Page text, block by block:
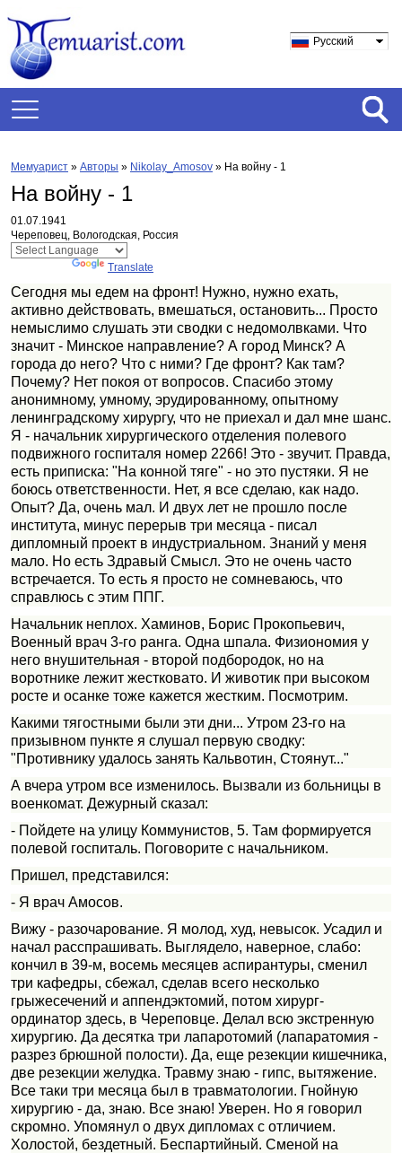
Русский
Мемуарист » Авторы » Nikolay_Amosov » На войну - 1
На войну - 1
01.07.1941
Череповец, Вологодская, Россия
Translate
Сегодня мы едем на фронт! Нужно, нужно ехать,
активно действовать, вмешаться, остановить... Просто
немыслимо слушать эти сводки с недомолвками. Что
значит - Минское направление? А город Минск? А
города до него? Что с ними? Где фронт? Как там?
Почему? Нет покоя от вопросов. Спасибо этому
анонимному, умному, эрудированному, опытному
ленинградскому хирургу, что не приехал и дал мне шанс.
Я - начальник хирургического отделения полевого
подвижного госпиталя номер 2266! Это - звучит. Правда,
есть приписка: "На конной тяге" - но это пустяки. Я не
боюсь ответственности. Нет, я все сделаю, как надо.
Опыт? Да, очень мал. И двух лет не прошло после
института, минус перерыв три месяца - писал
дипломный проект в индустриальном. Знаний у меня
мало. Но есть Здравый Смысл. Это не очень часто
встречается. То есть я просто не сомневаюсь, что
справлюсь с этим ППГ.
Начальник неплох. Хаминов, Борис Прокопьевич,
Военный врач 3-го ранга. Одна шпала. Физиономия у
него внушительная - второй подбородок, но на
воротнике лежит жестковато. И животик при высоком
росте и осанке тоже кажется жестким. Посмотрим.
Какими тягостными были эти дни... Утром 23-го на
призывном пункте я слушал первую сводку:
"Противнику удалось занять Кальвотин, Стоянут..."
А вчера утром все изменилось. Вызвали из больницы в
военкомат. Дежурный сказал:
- Пойдете на улицу Коммунистов, 5. Там формируется
полевой госпиталь. Поговорите с начальником.
Пришел, представился:
- Я врач Амосов.
Вижу - разочарование. Я молод, худ, невысок. Усадил и
начал расспрашивать. Выглядело, наверное, слабо:
кончил в 39-м, восемь месяцев аспирантуры, сменил
три кафедры, сбежал, сделав всего несколько
грыжесечений и аппендэктомий, потом хирург-
ординатор здесь, в Череповце. Делал всю экстренную
хирургию. Да десятка три лапаротомий (лапаратомия -
разрез брюшной полости). Да, еще резекции кишечника,
две резекции желудка. Травму знаю - гипс, вытяжение.
Все таки три месяца был в травматологии. Гнойную
хирургию - да, знаю. Все знаю! Уверен. Но я говорил
скромно. Упомянул о двух дипломах с отличием.
Холостой, бездетный. Беспартийный. Сменой на